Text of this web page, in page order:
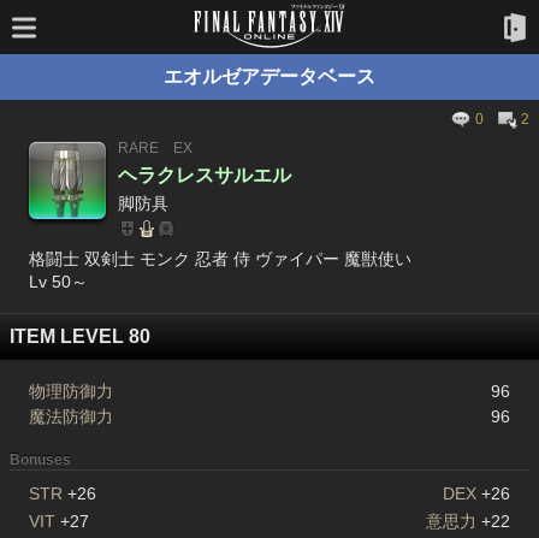
エオルゼアデータベース
0
2
RARE
EX
ヘラクレスサルエル
脚防具
格闘士 双剣士 モンク 忍者 侍 ヴァイパー 魔獣使い
Lv 50～
ITEM LEVEL 80
物理防御力
96
魔法防御力
96
Bonuses
STR +26 DEX +26
VIT +27 意思力 +22